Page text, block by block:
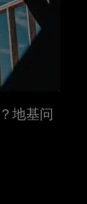
地基问